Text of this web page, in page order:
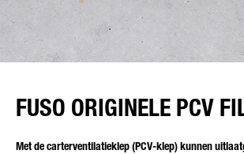
FUSO ORIGINELE PCV
Met de carterventilatieklep (PCV-klep) kunnen